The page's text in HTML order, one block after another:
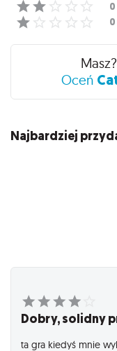
Oceń
Najbardziej
Dobry, solidny
ta gra kiedyś mnie